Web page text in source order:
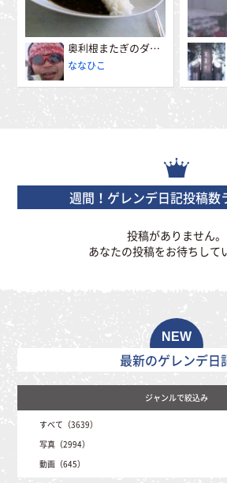
奥利根またぎのダムカレー
ななひこ
週間！ゲレンデ日記投稿数
投稿がありません。
あなたの投稿をお待ちして
最新のゲレンデ日
すべて（3639）
写真（2994）
動画（645）